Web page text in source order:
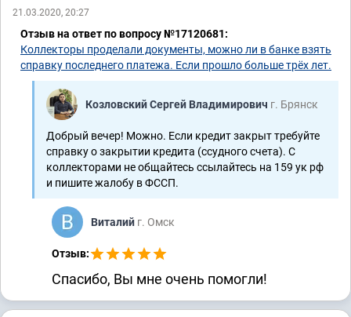
Прочие
2-476/2022 ~ М-133/2022
2-2265/2020 ~ М-1063/2020
2-3574/2019 ~ М-2032/2019
2-3037/2019 ~ М-1466/2019
2-2019/2017 ~ М-1458/2017
2-2450/2016 ~ М-1596/2016
Уголовные дела
1-402/2021
Семейные дела
2-1430/2021 ~ М-546/2021
Арбитраж
А09-4734/2019
А09-13421/2018
А09-6051/2016
21.03.2020, 20:27
Отзыв на ответ по вопросу №17120681:
Коллекторы проделали документы, можно ли в банке взять
справку последнего платежа. Если прошло больше трёх лет.
Козловский Сергей Владимирович г. Брянск
Добрый вечер! Можно. Если кредит закрыт требуйте
справку о закрытии кредита (ссудного счета). С
коллекторами не общайтесь ссылайтесь на 159 ук рф
и пишите жалобу в ФССП.
Виталий г. Омск
Отзыв:
Спасибо, Вы мне очень помогли!